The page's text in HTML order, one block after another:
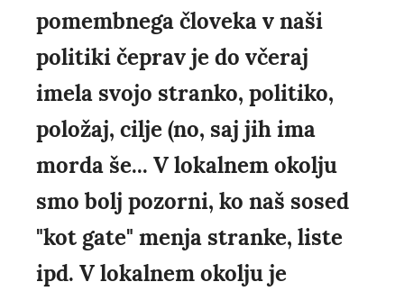
pomembnega človeka v naši
politiki čeprav je do včeraj
imela svojo stranko, politiko,
položaj, cilje (no, saj jih ima
morda še... V lokalnem okolju
smo bolj pozorni, ko naš sosed
"kot gate" menja stranke, liste
ipd. V lokalnem okolju je